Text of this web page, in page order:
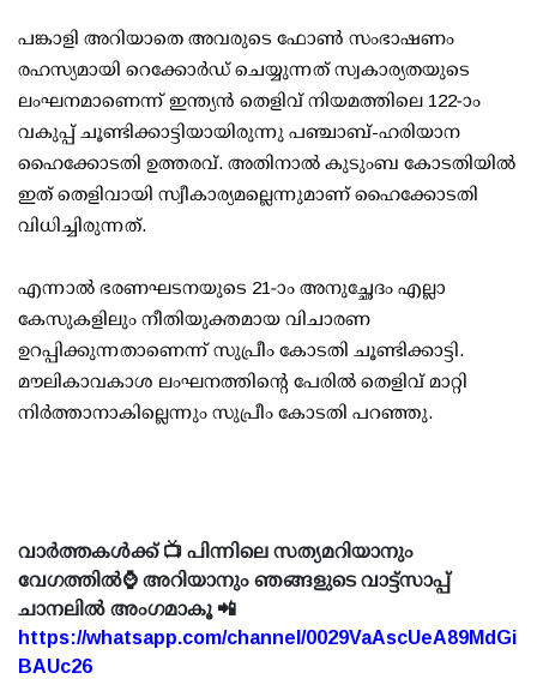
പങ്കാളി അറിയാതെ അവരുടെ ഫോണ്‍ സംഭാഷണം
രഹസ്യമായി റെക്കോര്‍ഡ് ചെയ്യുന്നത് സ്വകാര്യതയുടെ
ലംഘനമാണെന്ന് ഇന്ത്യന്‍ തെളിവ് നിയമത്തിലെ 122-ാം
വകുപ്പ് ചൂണ്ടിക്കാട്ടിയായിരുന്നു പഞ്ചാബ്-ഹരിയാന
ഹൈക്കോടതി ഉത്തരവ്. അതിനാല്‍ കുടുംബ കോടതിയില്‍
ഇത് തെളിവായി സ്വീകാര്യമല്ലെന്നുമാണ് ഹൈക്കോടതി
വിധിച്ചിരുന്നത്.
എന്നാല്‍ ഭരണഘടനയുടെ 21-ാം അനുച്ഛേദം എല്ലാ
കേസുകളിലും നീതിയുക്തമായ വിചാരണ
ഉറപ്പിക്കുന്നതാണെന്ന് സുപ്രീം കോടതി ചൂണ്ടിക്കാട്ടി.
മൗലികാവകാശ ലംഘനത്തിന്റെ പേരില്‍ തെളിവ് മാറ്റി
നിര്‍ത്താനാകില്ലെന്നും സുപ്രീം കോടതി പറഞ്ഞു.
വാർത്തകൾക്ക് 📺 പിന്നിലെ സത്യമറിയാനും
വേഗത്തിൽ⌚ അറിയാനും ഞങ്ങളുടെ വാട്ട്സാപ്പ്
ചാനലിൽ അംഗമാകൂ 📲
https://whatsapp.com/channel/0029VaAscUeA89MdGi
BAUc26